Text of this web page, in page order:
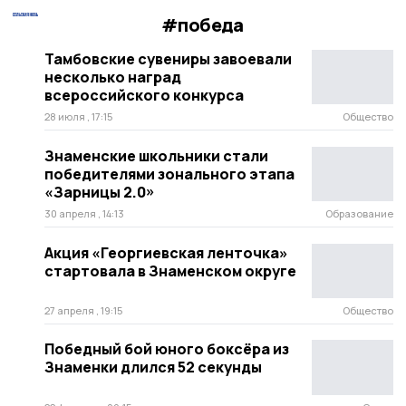
#победа
Тамбовские сувениры завоевали
несколько наград
всероссийского конкурса
28 июля , 17:15 Общество
Знаменские школьники стали
победителями зонального этапа
«Зарницы 2.0»
30 апреля , 14:13 Образование
Акция «Георгиевская ленточка»
стартовала в Знаменском округе
27 апреля , 19:15 Общество
Победный бой юного боксёра из
Знаменки длился 52 секунды